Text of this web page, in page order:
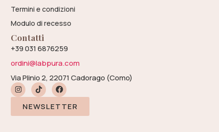
Termini e condizioni
Modulo di recesso
Contatti
+39 031 6876259
ordini@labpura.com
Via Plinio 2, 22071 Cadorago (Como)
NEWSLETTER